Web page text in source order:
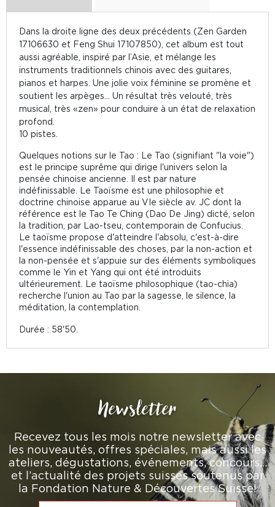
Dans la droite ligne des deux précédents (Zen Garden
17106630 et Feng Shui 17107850), cet album est tout
aussi agréable, inspiré par l’Asie, et mélange les
instruments traditionnels chinois avec des guitares,
pianos et harpes. Une jolie voix féminine se promène et
soutient les arpèges… Un résultat très velouté, très
musical, très «zen» pour conduire à un état de relaxation
profond.
10 pistes.
Quelques notions sur le Tao : Le Tao (signifiant "la voie")
est le principe suprême qui dirige l'univers selon la
pensée chinoise ancienne. Il est par nature
indéfinissable. Le Taoïsme est une philosophie et
doctrine chinoise apparue au VIe siècle av. JC dont la
référence est le Tao Te Ching (Dao De Jing) dicté, selon
la tradition, par Lao-tseu, contemporain de Confucius.
Le taoïsme propose d'atteindre l'absolu, c'est-à-dire
l'essence indéfinissable des choses, par la non-action et
la non-pensée et s'appuie sur des éléments symboliques
comme le Yin et Yang qui ont été introduits
ultérieurement. Le taoïsme philosophique (tao-chia)
recherche l'union au Tao par la sagesse, le silence, la
méditation, la contemplation.
Durée : 58'50.
Newsletter
Recevez tous les mois notre newsletter avec
les nouveautés, offres spéciales, mais aussi les
ateliers, dégustations, événements, concours…
et l’actualité des projets suisses soutenus par
la Fondation Nature & Découvertes Suisse!